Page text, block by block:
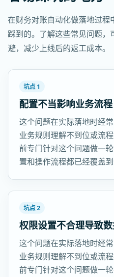
在财务对账自动化做落地过
踩到的。了解这些常见问题
避，减少上线后的返工成本。
坑点 1
配置不当影响业务流程
这个问题在实际落地时经
业务规则理解不到位或流
前专门针对这个问题做一
置和操作流程都已经覆盖到
坑点 2
权限设置不合理导致
这个问题在实际落地时经
业务规则理解不到位或流
前专门针对这个问题做一